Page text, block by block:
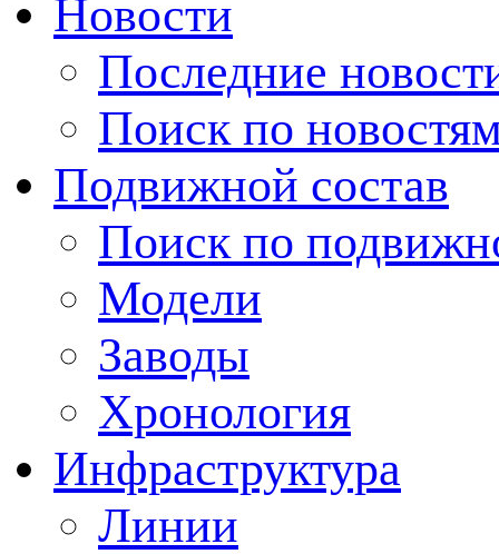
Новости
Последние
Поиск по
Подвижной состав
Поиск по
Модели
Заводы
Хронология
Инфраструктура
Линии